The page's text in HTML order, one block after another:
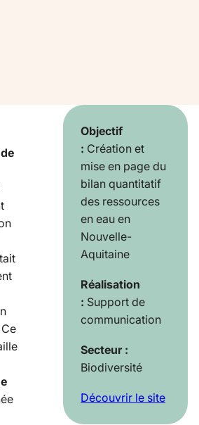
Objectif
: Création et
mise en page du
bilan quantitatif
des ressources
en eau en
Nouvelle-
Aquitaine
Réalisation
: Support de
communication
Secteur :
Biodiversité
Découvrir le site